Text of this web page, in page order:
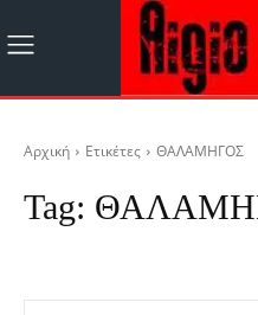
Αρχική Ετικέτες ΘΑΛΑΜΗΓΟΣ
Tag: